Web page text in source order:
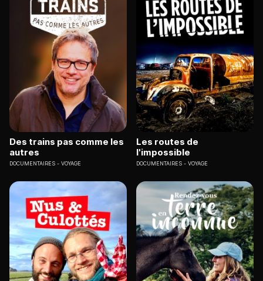
Des trains pas comme les
autres
DOCUMENTAIRES VOYAGE
Les routes de
l'impossible
DOCUMENTAIRES VOYAGE